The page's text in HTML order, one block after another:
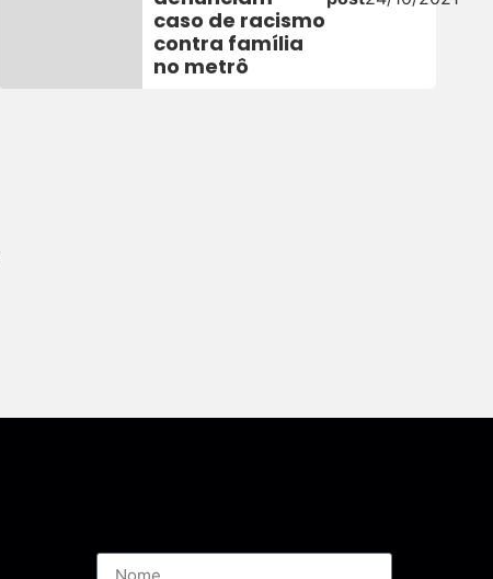
caso de racismo
contra família
no metrô